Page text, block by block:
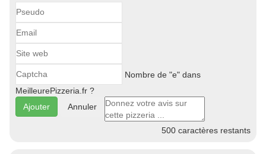
Nombre de "e" dans
MeilleurePizzeria.fr ?
Annuler
500 caractères restants